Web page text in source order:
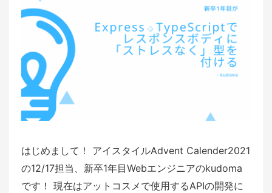
はじめまして！ アイスタイルAdvent Calender2021
の12/17担当、新卒1年目Webエンジニアのkudoma
です！ 現在はアットコスメで使用するAPIの開発に